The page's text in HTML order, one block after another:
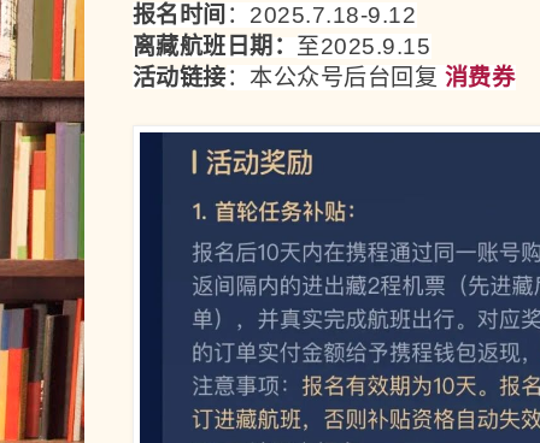
报名时间 ：2025.7.18-9.12
离藏航班日期： 至2025.9.15
活动链接：本公众号后台回复 消费券